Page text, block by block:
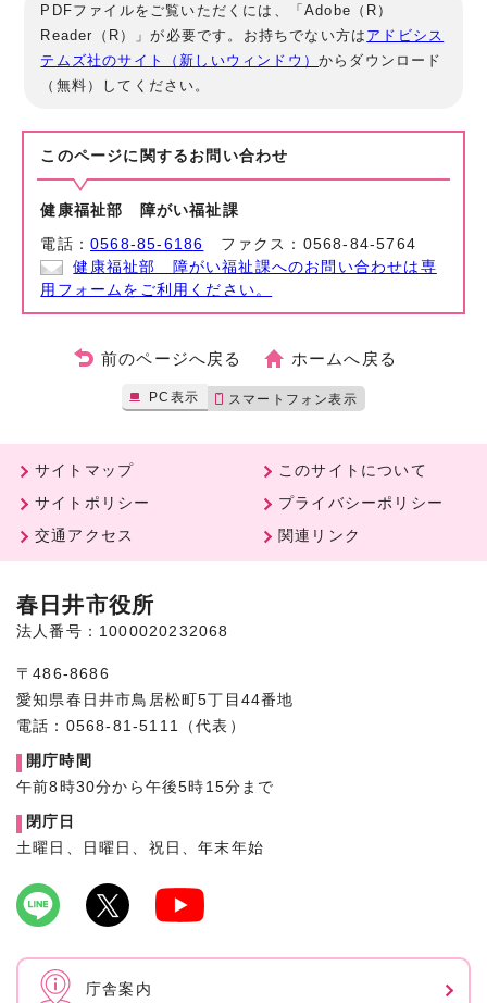
PDFファイルをご覧いただくには、「Adobe（R）
Reader（R）」が必要です。お持ちでない方は アドビシス
テムズ社のサイト（新しいウィンドウ）からダウンロード
（無料）してください。
このページに関する お問い合わせ
健康福祉部 障がい福祉課
電話：0568-85-6186 ファクス：0568-84-5764
健康福祉部 障がい福祉課へのお問い合わせは専
用フォームをご利用ください。
前のページへ戻る ホームへ戻る
PC表示 スマートフォン表示
サイトマップ
このサイトについて
サイトポリシー
プライバシーポリシー
交通アクセス
関連リンク
春日井市役所
法人番号：1000020232068
〒486-8686
愛知県春日井市鳥居松町5丁目44番地
電話：0568-81-5111（代表）
開庁時間
午前8時30分から午後5時15分まで
閉庁日
土曜日、日曜日、祝日、年末年始
庁舎案内